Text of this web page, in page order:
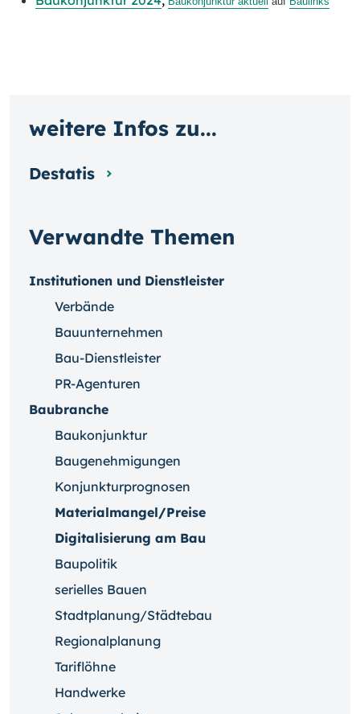
Verwandte Themen
Institutionen und Dienstleister
Verbände
Bauunternehmen
Bau-Dienstleister
PR-Agenturen
Baubranche
Baukonjunktur
Baugenehmigungen
Konjunkturprognosen
Materialmangel/Preise
Digitalisierung am Bau
Baupolitik
serielles Bauen
Stadtplanung/Städtebau
Regionalplanung
Tariflöhne
Handwerke
weitere Infos zu...
Destatis